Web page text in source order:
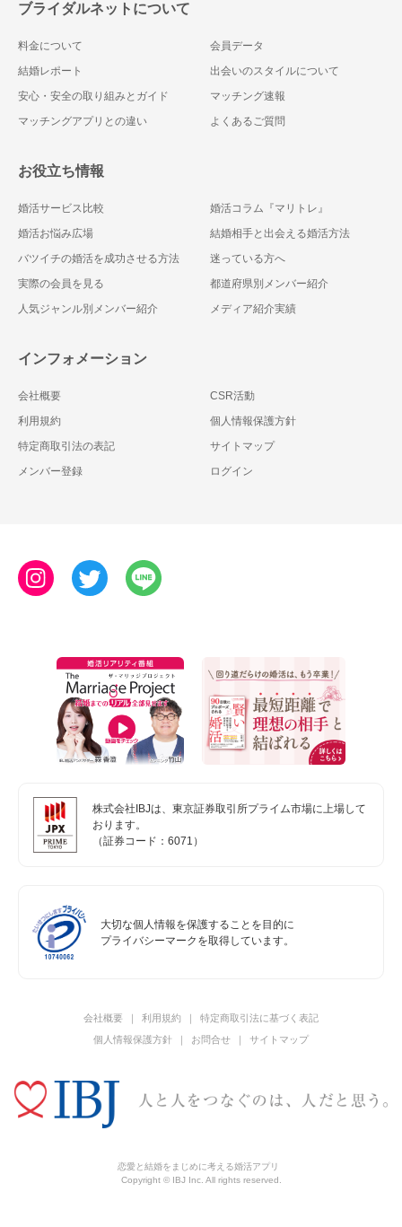
ブライダルネットについて
料金について
会員データ
結婚レポート
出会いのスタイルについて
安心・安全の取り組みとガイド
マッチング速報
マッチングアプリとの違い
よくあるご質問
お役立ち情報
婚活サービス比較
婚活コラム『マリトレ』
婚活お悩み広場
結婚相手と出会える婚活方法
バツイチの婚活を成功させる方法
迷っている方へ
実際の会員を見る
都道府県別メンバー紹介
人気ジャンル別メンバー紹介
メディア紹介実績
インフォメーション
会社概要
CSR活動
利用規約
個人情報保護方針
特定商取引法の表記
サイトマップ
メンバー登録
ログイン
株式会社IBJは、東京証券取引所プライム市場に上場して
おります。
（証券コード：6071）
大切な個人情報を保護することを目的に
プライバシーマークを取得しています。
会社概要 利用規約
特定商取引法に基づく表記
個人情報保護方針
お問合せ サイトマップ
恋愛と結婚をまじめに考える婚活アプリ
Copyright © IBJ Inc. All rights reserved.